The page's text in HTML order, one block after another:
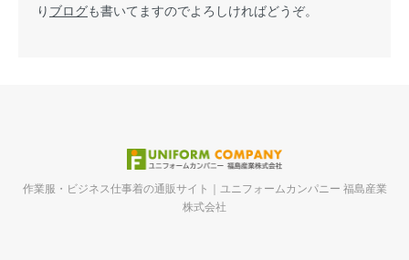
り ブログも書いてますのでよろしければどうぞ。
作業服・ビジネス仕事着の通販サイト｜ユニフォームカンパニー 福島産業
株式会社